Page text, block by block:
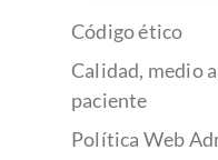
Código ético
Calidad, medio
paciente
Política Web